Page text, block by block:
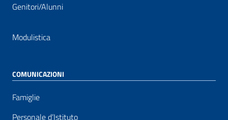
Genitori/Alunni
Modulistica
COMUNICAZIONI
Famiglie
Personale d’Istituto